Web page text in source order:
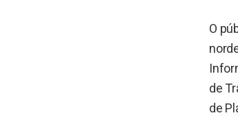
O
de
de